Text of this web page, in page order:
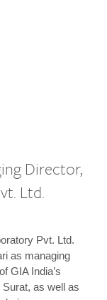
Director,
Ltd.
Pvt. Ltd.
as managing
GIA India’s
as well as